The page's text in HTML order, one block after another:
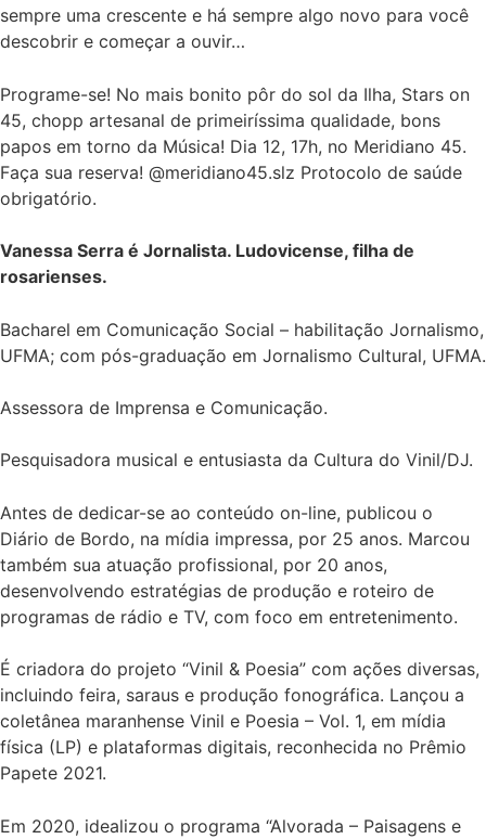
sempre uma crescente e há sempre algo novo para você
descobrir e começar a ouvir…
Programe-se! No mais bonito pôr do sol da Ilha, Stars on
45, chopp artesanal de primeiríssima qualidade, bons
papos em torno da Música! Dia 12, 17h, no Meridiano 45.
Faça sua reserva! @meridiano45.slz Protocolo de saúde
obrigatório.
Vanessa Serra é Jornalista. Ludovicense, filha de
rosarienses.
Bacharel em Comunicação Social – habilitação Jornalismo,
UFMA; com pós-graduação em Jornalismo Cultural, UFMA.
Assessora de Imprensa e Comunicação.
Pesquisadora musical e entusiasta da Cultura do Vinil/DJ.
Antes de dedicar-se ao conteúdo on-line, publicou o
Diário de Bordo, na mídia impressa, por 25 anos. Marcou
também sua atuação profissional, por 20 anos,
desenvolvendo estratégias de produção e roteiro de
programas de rádio e TV, com foco em entretenimento.
É criadora do projeto “Vinil & Poesia” com ações diversas,
incluindo feira, saraus e produção fonográfica. Lançou a
coletânea maranhense Vinil e Poesia – Vol. 1, em mídia
física (LP) e plataformas digitais, reconhecida no Prêmio
Papete 2021.
Em 2020, idealizou o programa “Alvorada – Paisagens e